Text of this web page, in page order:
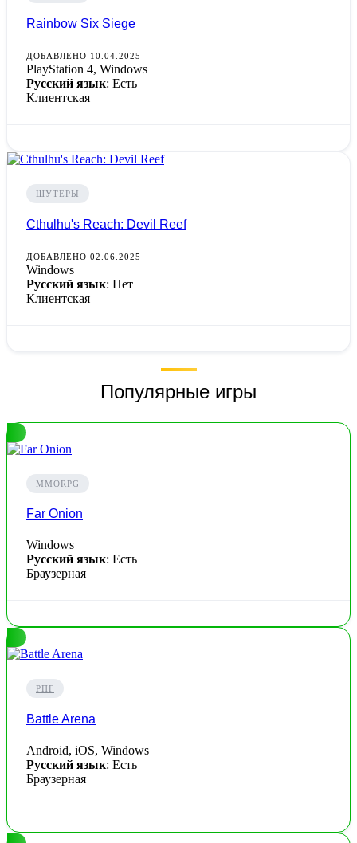
Rainbow Six Siege
ДОБАВЛЕНО 10.04.2025
PlayStation 4, Windows
Русский язык: Есть
Клиентская
ШУТЕРЫ
Cthulhu's Reach: Devil Reef
ДОБАВЛЕНО 02.06.2025
Windows
Русский язык: Нет
Клиентская
Популярные игры
MMORPG
Far Onion
Windows
Русский язык: Есть
Браузерная
РПГ
Battle Arena
Android, iOS, Windows
Русский язык: Есть
Браузерная